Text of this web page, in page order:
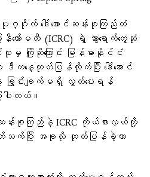
လ် ဒေါ်အောင်ဆန်းစုကြည်ထံ
ော်မတီ (ICRC) ရဲ့ သွားရောက်တွေ့ဆုံ
ကြိုဆိုကြောင်း မြန်မာနိုင်ငံ
နေ့ထုတ်ပြန်လိုက်ပြီး ဒေါ်အောင်
ခြွင်းချက်မရှိ လွှတ်ပေးရန်
ြပါတယ်။
းစုကြည်နဲ့ ICRC ကိုယ်စားလှယ်တို့
သက်ပြီး အခုလို ထုတ်ပြန်ခဲ့တာ